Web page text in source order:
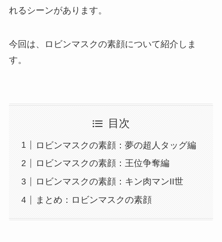
れるシーンがあります。
今回は、 ロビンマスクの素顔について紹介しま
す。
目次
ロビンマスクの素顔：夢の超人タッグ編
ロビンマスクの素顔：王位争奪編
ロビンマスクの素顔：キン肉マンII世
まとめ：ロビンマスクの素顔